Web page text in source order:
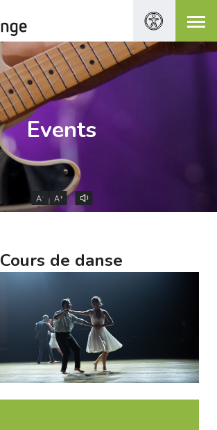
Events
A- A+
Cours de danse